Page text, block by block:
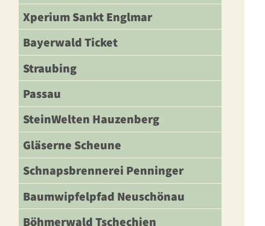
Xperium Sankt Englmar
Bayerwald Ticket
Straubing
Passau
SteinWelten Hauzenberg
Gläserne Scheune
Schnapsbrennerei Penninger
Baumwipfelpfad Neuschönau
Böhmerwald Tschechien